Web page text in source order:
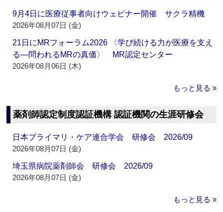
9月4日に医療従事者向けウェビナー開催 サクラ精機
2026年08月07日 (金)
21日にMRフォーラム2026 〈学び続ける力が医療を支え
る―問われるMRの真価〉 MR認定センター
2026年08月06日 (木)
もっと見る »
薬剤師認定制度認証機構 認証機関の生涯研修会
日本プライマリ・ケア連合学会 研修会 2026/09
2026年08月07日 (金)
埼玉県病院薬剤師会 研修会 2026/09
2026年08月07日 (金)
もっと見る »